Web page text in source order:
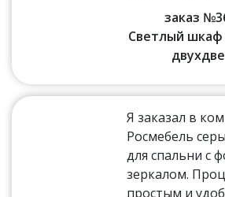
заказ
Светлый
Я заказал в
Росмебель
для спальни с
зеркалом.
простым и